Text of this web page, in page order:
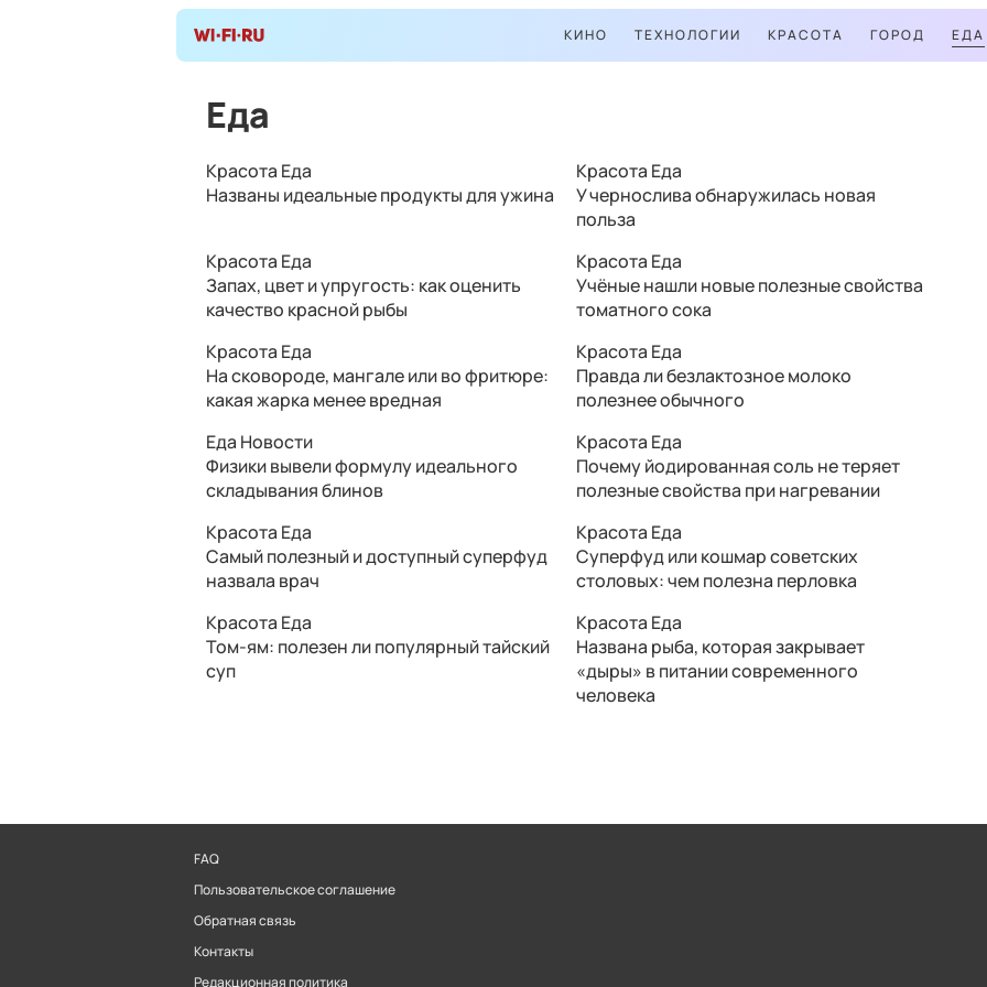
КИНО ТЕХНОЛОГИИ КРАСОТА ГОРОД ЕДА
Еда
Красота Еда
Названы идеальные продукты для ужина
Красота Еда
У чернослива обнаружилась новая
польза
Красота Еда
Запах, цвет и упругость: как оценить
качество красной рыбы
Красота Еда
Учёные нашли новые полезные свойства
томатного сока
Красота Еда
На сковороде, мангале или во фритюре:
какая жарка менее вредная
Красота Еда
Правда ли безлактозное молоко
полезнее обычного
Еда Новости
Физики вывели формулу идеального
складывания блинов
Красота Еда
Почему йодированная соль не теряет
полезные свойства при нагревании
Красота Еда
Самый полезный и доступный суперфуд
назвала врач
Красота Еда
Суперфуд или кошмар советских
столовых: чем полезна перловка
Красота Еда
Том-ям: полезен ли популярный тайский
суп
Красота Еда
Названа рыба, которая закрывает
«дыры» в питании современного
человека
FAQ
Пользовательское соглашение
Обратная связь
Контакты
Редакционная политика